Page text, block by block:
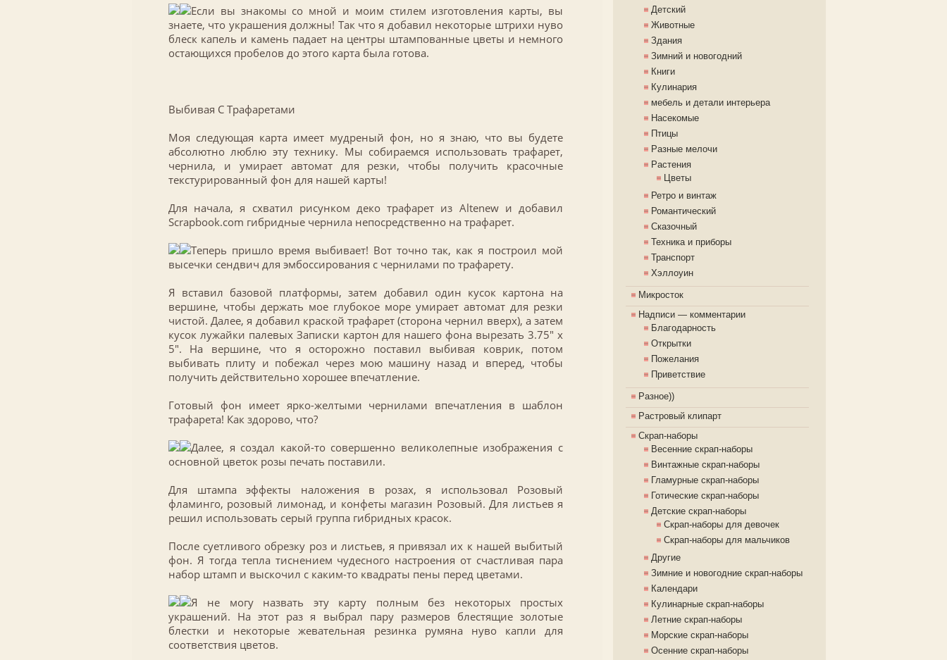
Если вы знакомы со мной и моим стилем изготовления карты, вы
знаете, что украшения должны! Так что я добавил некоторые штрихи нуво
блеск капель и камень падает на центры штампованные цветы и немного
остающихся пробелов до этого карта была готова.
Выбивая С Трафаретами
Моя следующая карта имеет мудреный фон, но я знаю, что вы будете
абсолютно люблю эту технику. Мы собираемся использовать трафарет,
чернила, и умирает автомат для резки, чтобы получить красочные
текстурированный фон для нашей карты!
Для начала, я схватил рисунком деко трафарет из Altenew и добавил
Scrapbook.com гибридные чернила непосредственно на трафарет.
Теперь пришло время выбивает! Вот точно так, как я построил мой
высечки сендвич для эмбоссирования с чернилами по трафарету.
Я вставил базовой платформы, затем добавил один кусок картона на
вершине, чтобы держать мое глубокое море умирает автомат для резки
чистой. Далее, я добавил краской трафарет (сторона чернил вверх), а затем
кусок лужайки палевых Записки картон для нашего фона вырезать 3.75″ х
5″. На вершине, что я осторожно поставил выбивая коврик, потом
выбивать плиту и побежал через мою машину назад и вперед, чтобы
получить действительно хорошее впечатление.
Готовый фон имеет ярко-желтыми чернилами впечатления в шаблон
трафарета! Как здорово, что?
Далее, я создал какой-то совершенно великолепные изображения с
основной цветок розы печать поставили.
Для штампа эффекты наложения в розах, я использовал Розовый
фламинго, розовый лимонад, и конфеты магазин Розовый. Для листьев я
решил использовать серый группа гибридных красок.
После суетливого обрезку роз и листьев, я привязал их к нашей выбитый
фон. Я тогда тепла тиснением чудесного настроения от счастливая пара
набор штамп и выскочил с каким-то квадраты пены перед цветами.
Я не могу назвать эту карту полным без некоторых простых
украшений. На этот раз я выбрал пару размеров блестящие золотые
блестки и некоторые жевательная резинка румяна нуво капли для
соответствия цветов.
Детский
Животные
Здания
Зимний и новогодний
Книги
Кулинария
мебель и детали интерьера
Насекомые
Птицы
Разные мелочи
Растения
Цветы
Ретро и винтаж
Романтический
Сказочный
Техника и приборы
Транспорт
Хэллоуин
Микросток
Надписи — комментарии
Благодарность
Открытки
Пожелания
Приветствие
Разное))
Растровый клипарт
Скрап-наборы
Весенние скрап-наборы
Винтажные скрап-наборы
Гламурные скрап-наборы
Готические скрап-наборы
Детские скрап-наборы
Скрап-наборы для девочек
Скрап-наборы для мальчиков
Другие
Зимние и новогодние скрап-наборы
Календари
Кулинарные скрап-наборы
Летние скрап-наборы
Морские скрап-наборы
Осенние скрап-наборы